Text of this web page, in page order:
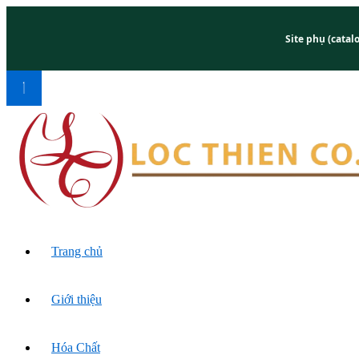
Site phụ
Trang chủ
Giới thiệu
Hóa Chất